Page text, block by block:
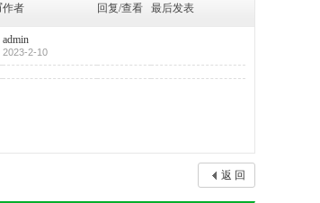
作者 回复/查看 最后发表
admin
2023-2-10
返 回